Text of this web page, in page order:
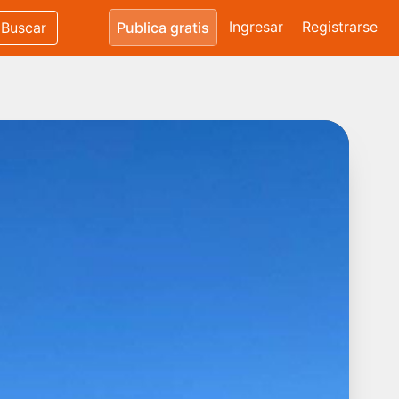
Buscar Publica gratis Ingresar Registrarse